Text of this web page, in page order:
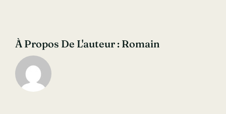
À Propos De L'auteur : Romain